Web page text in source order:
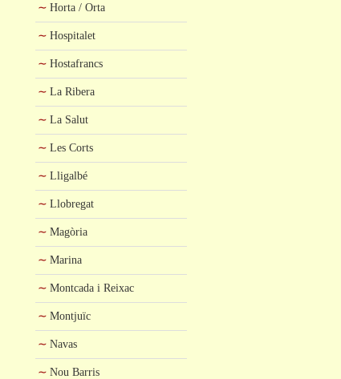
Horta / Orta
Hospitalet
Hostafrancs
La Ribera
La Salut
Les Corts
Lligalbé
Llobregat
Magòria
Marina
Montcada i Reixac
Montjuïc
Navas
Nou Barris